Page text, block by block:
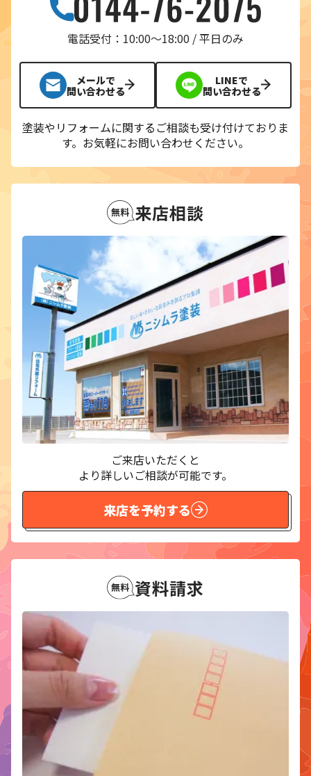
電話受付：10:00〜18:00 / 平日のみ
メールで
問い合わせる
LINEで
問い合わせる
塗装やリフォームに関するご相談も受け付けておりま
す。 お気軽にお問い合わせください。
来店相談
ご来店いただくと
より詳しいご相談が可能です。
来店を予約する
資料請求